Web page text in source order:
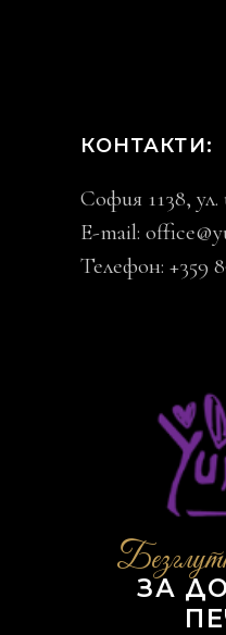
КОНТАКТИ:
София 1138,
E-mail:
Телефон: +359
ЗА